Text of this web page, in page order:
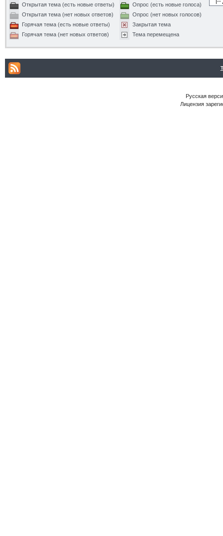
Открытая тема (есть новые ответы)
Открытая тема (нет новых ответов)
Горячая тема (есть новые ответы)
Горячая тема (нет новых ответов)
Опрос (есть новые голоса)
Опрос (нет новых голосов)
Закрытая тема
Тема перемещена
Русская
Лицензия